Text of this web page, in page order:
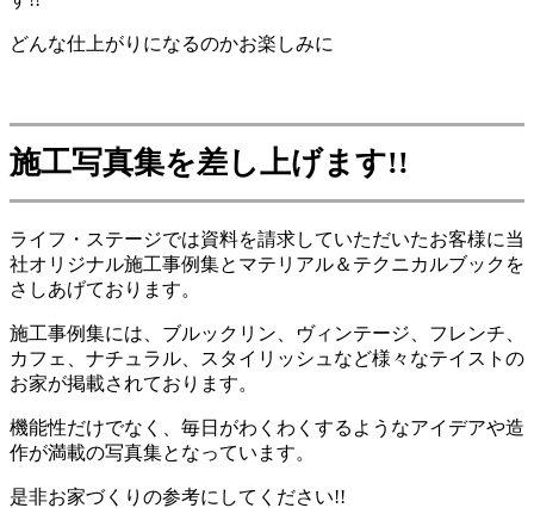
どんな仕上がりになるのかお楽しみに
施工写真集を差し上げます!!
ライフ・ステージでは資料を請求していただいたお客様に当
社オリジナル施工事例集とマテリアル＆テクニカルブックを
さしあげております。
施工事例集には、ブルックリン、ヴィンテージ、フレンチ、
カフェ、ナチュラル、スタイリッシュなど様々なテイストの
お家が掲載されております。
機能性だけでなく、毎日がわくわくするようなアイデアや造
作が満載の写真集となっています。
是非お家づくりの参考にしてください!!